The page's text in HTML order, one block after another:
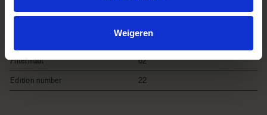
Weigeren
2.9in.
φ70mm × 74.4mm / φ 2.8in. x
Filtermaat 62
Edition number 22